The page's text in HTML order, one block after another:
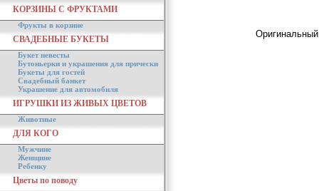
КОРЗИНЫ С ФРУКТАМИ
Фрукты в корзине
СВАДЕБНЫЕ БУКЕТЫ
Букет невесты
Бутоньерки и украшения для прически
Букеты для гостей
Свадебный банкет
Украшение для автомобиля
ИГРУШКИ ИЗ ЖИВЫХ ЦВЕТОВ
Животные
ДЛЯ КОГО
Мужчине
Женщине
Ребенку
Цветы по поводу
Оригинальный